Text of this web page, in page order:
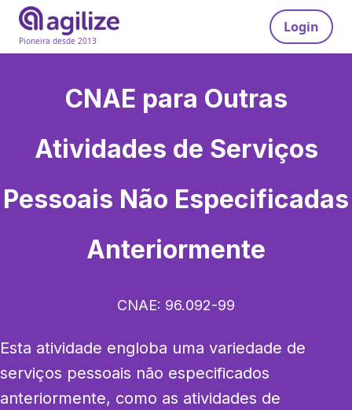
Pioneira desde 2013
Login
CNAE para Outras
Atividades de Serviços
Pessoais Não Especificadas
Anteriormente
CNAE: 96.092-99
Esta atividade engloba uma variedade de
serviços pessoais não especificados
anteriormente, como as atividades de